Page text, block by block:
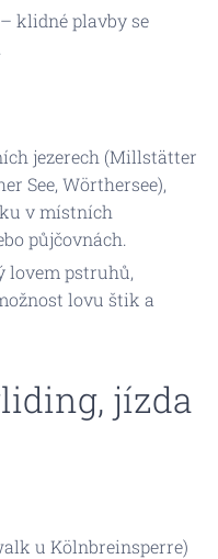
– klidné plavby se
jezerech (Millstätter
See, Wörthersee),
v místních
půjčovnách.
lovem pstruhů,
lovu štik a
jízda
u Kölnbreinsperre)